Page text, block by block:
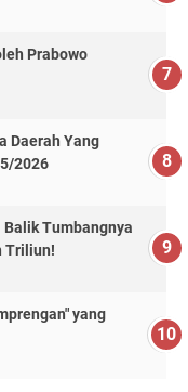
Prabowo
Daerah Yang
2026
Balik Tumbangnya
Triliun!
yang